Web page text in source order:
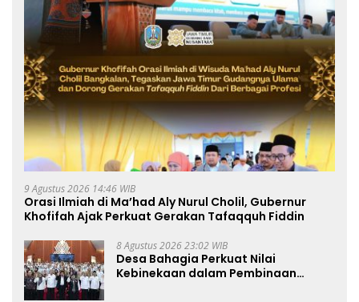
9 Agustus 2026 14:46 WIB
Orasi Ilmiah di Ma’had Aly Nurul Cholil, Gubernur
Khofifah Ajak Perkuat Gerakan Tafaqquh Fiddin
8 Agustus 2026 23:02 WIB
Desa Bahagia Perkuat Nilai
Kebinekaan dalam Pembinaan